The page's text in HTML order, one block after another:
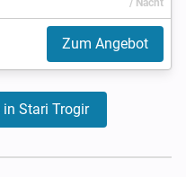
/ Nacht
Zum Angebot
in Stari Trogir